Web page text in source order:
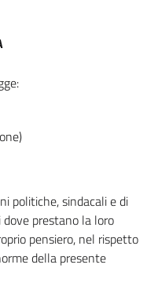
politiche, sindacali e di
prestano la loro
pensiero, nel rispetto
della presente